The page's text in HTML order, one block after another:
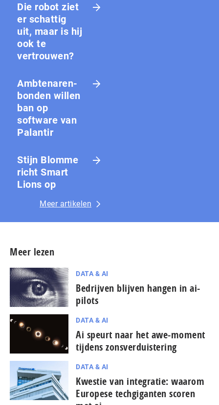
Die robot ziet
er schattig
uit, maar is hij
ook te
vertrouwen?
Amb­te­na­ren­
bon­den willen
ban op
software van
Palantir
Stijn Blomme
richt Smart
Lions op
Meer artikelen
Meer lezen
DATA & AI
Bedrijven blijven hangen in ai-
pilots
DATA & AI
Ai speurt naar het awe-moment
tijdens zons­ver­duis­te­ring
DATA & AI
Kwestie van integratie: waarom
Europese techgiganten scoren